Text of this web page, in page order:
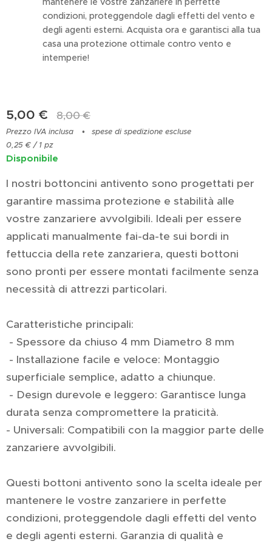
condizioni, proteggendole dagli effetti del vento e
degli agenti esterni. Acquista ora e garantisci alla tua
casa una protezione ottimale contro vento e
intemperie!
5,00 € 8,00€
Prezzo IVA inclusa
spese di spedizione escluse
0,25 € / 1 pz
Disponibile
I nostri bottoncini antivento sono progettati per
garantire massima protezione e stabilità alle
vostre zanzariere avvolgibili. Ideali per essere
applicati manualmente fai-da-te sui bordi in
fettuccia della rete zanzariera, questi bottoni
sono pronti per essere montati facilmente senza
necessità di attrezzi particolari.
Caratteristiche principali:
- Spessore da chiuso 4 mm Diametro 8 mm
- Installazione facile e veloce: Montaggio
superficiale semplice, adatto a chiunque.
- Design durevole e leggero: Garantisce lunga
durata senza compromettere la praticità.
- Universali: Compatibili con la maggior parte delle
zanzariere avvolgibili.
Questi bottoni antivento sono la scelta ideale per
mantenere le vostre zanzariere in perfette
condizioni, proteggendole dagli effetti del vento
e degli agenti esterni. Garanzia di qualità e